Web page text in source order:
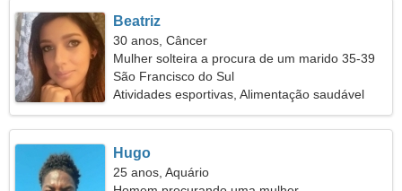
Beatriz
30 anos, Câncer
Mulher solteira a procura de um marido 35-39
São Francisco do Sul
Atividades esportivas, Alimentação saudável
Hugo
25 anos, Aquário